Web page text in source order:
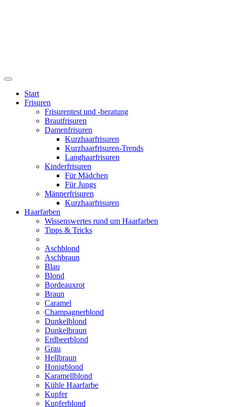
Start
Frisuren
Frisurentest und -beratung
Brautfrisuren
Damenfrisuren
Kurzhaarfrisuren
Kurzhaarfrisuren-Trends
Langhaarfrisuren
Kinderfrisuren
Für Mädchen
Für Jungs
Männerfrisuren
Kurzhaarfrisuren
Haarfarben
Wissenswertes rund um Haarfarben
Tipps & Tricks
Aschblond
Aschbraun
Blau
Blond
Bordeauxrot
Braun
Caramel
Champagnerblond
Dunkelblond
Dunkelbraun
Erdbeerblond
Grau
Hellbraun
Honigblond
Karamellblond
Kühle Haarfarbe
Kupfer
Kupferblond